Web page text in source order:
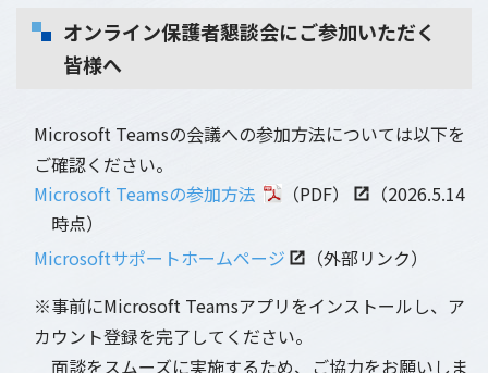
オンライン保護者懇談会にご参加いただく
皆様へ
Microsoft Teamsの会議への参加方法については以下を
ご確認ください。
Microsoft Teamsの参加方法
（PDF）
（2026.5.14
時点）
Microsoftサポートホームページ
（外部リンク）
※事前にMicrosoft Teamsアプリをインストールし、ア
カウント登録を完了してください。
面談をスムーズに実施するため、ご協力をお願いしま